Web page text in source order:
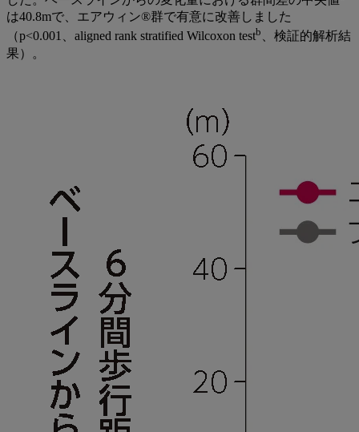
は40.8mで、エアウィン®群で有意に改善しました
（p<0.001、aligned rank stratified Wilcoxon testb 、検証的解析結
果）。